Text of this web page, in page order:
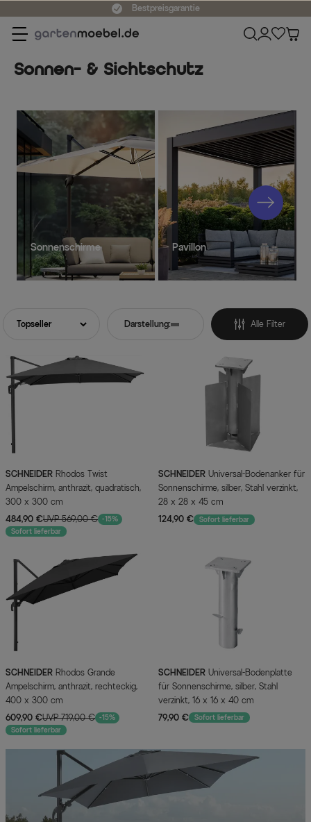
Bestpreisgarantie
Sonnen- & Sichtschutz
Sonnenschirme Pavillon
Darstellung: Alle Filter
SCHNEIDER
Ampelschirm, anthrazit, quadratisch,
300 x 300 cm
484,90 €UVP 569,00 € -15%
Sofort lieferbar
SCHNEIDER
Sonnenschirme, silber, Stahl verzinkt,
28 x 28 x 45 cm
124,90 €
Sofort lieferbar
SCHNEIDER
Ampelschirm, anthrazit, rechteckig,
400 x 300 cm
609,90 €UVP 719,00 € -15%
Sofort lieferbar
SCHNEIDER
für Sonnenschirme, silber, Stahl
verzinkt, 16 x 16 x 40 cm
79,90 €
Sofort lieferbar